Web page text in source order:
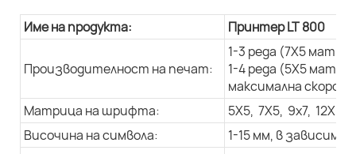
Име на продукта: Принтер LT 800
Производителност на печат:
1-3 реда (7X5
1-4 реда (5X5
максимална
Матрица на шрифта:
5X5, 7X5, 9x7, 12X9,
Височина на символа:
1-15 мм, в